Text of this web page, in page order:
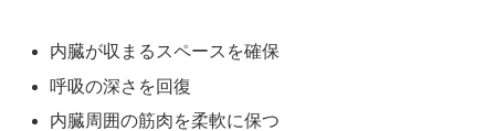
内臓が収まるスペースを確保
呼吸の深さを回復
内臓周囲の筋肉を柔軟に保つ